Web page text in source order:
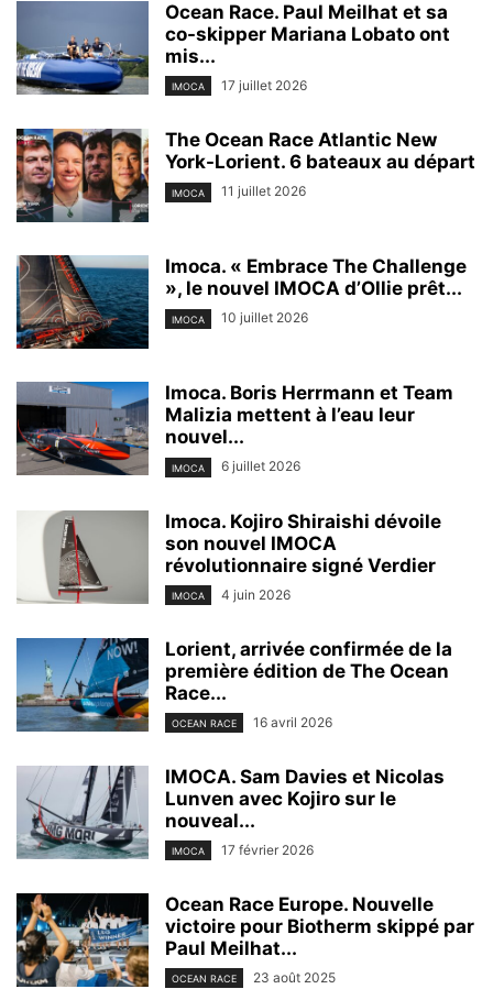
Ocean Race. Paul Meilhat et sa
co-skipper Mariana Lobato ont
mis...
IMOCA 17 juillet 2026
The Ocean Race Atlantic New
York-Lorient. 6 bateaux au départ
IMOCA 11 juillet 2026
Imoca. « Embrace The Challenge
», le nouvel IMOCA d’Ollie prêt...
IMOCA 10 juillet 2026
Imoca. Boris Herrmann et Team
Malizia mettent à l’eau leur
nouvel...
IMOCA 6 juillet 2026
Imoca. Kojiro Shiraishi dévoile
son nouvel IMOCA
révolutionnaire signé Verdier
IMOCA 4 juin 2026
Lorient, arrivée confirmée de la
première édition de The Ocean
Race...
OCEAN RACE 16 avril 2026
IMOCA. Sam Davies et Nicolas
Lunven avec Kojiro sur le
nouveal...
IMOCA 17 février 2026
Ocean Race Europe. Nouvelle
victoire pour Biotherm skippé par
Paul Meilhat...
OCEAN RACE 23 août 2025